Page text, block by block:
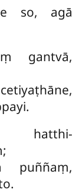
so, agā
gantvā,
hatthi-
puññaṃ,